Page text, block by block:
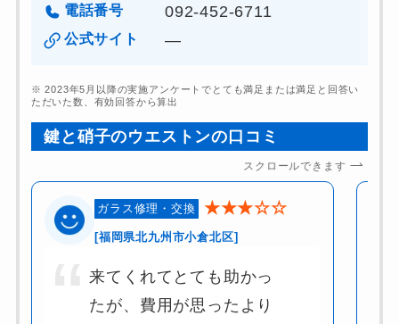
電話番号 092-452-6711
公式サイト ―
※ 2023年5月以降の実施アンケートでとても満足または満足と回答い
ただいた数、有効回答から算出
鍵と硝子のウエストンの口コミ
スクロールできます
ガラス修理・交換 ★★★☆☆
[福岡県北九州市小倉北区]
来てくれてとても助かっ
たが、費用が思ったより